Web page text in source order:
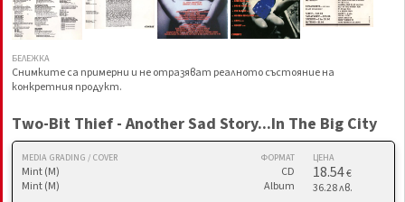
БЕЛЕЖКА
Снимките са примерни и не отразяват реалното състояние на
конкретния продукт.
Two-Bit Thief - Another Sad Story...In The Big City
MEDIA GRADING / COVER
Mint (M)
Mint (M)
ФОРМАТ
CD
Album
ЦЕНА
18.54€
36.28 лв.